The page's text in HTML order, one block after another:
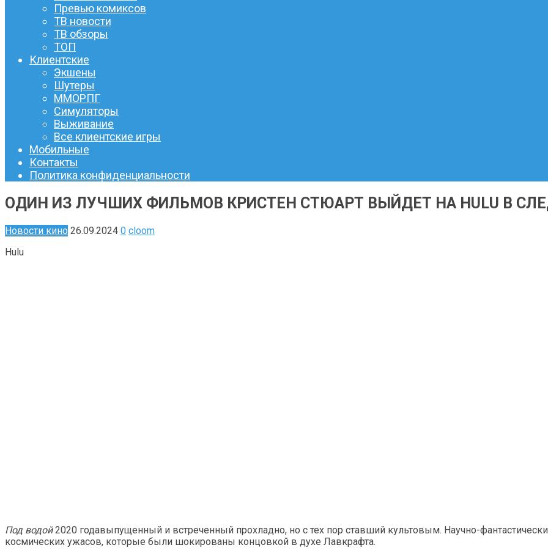
Превью комиксов
ТВ новости
ТВ обзоры
ТОП
Клиентские
Экшены
Шутеры
ММОРПГ
Симуляторы
Выживание
Все клиентские игры
Мобильные
Контакты
Политика конфиденциальности
ОДИН ИЗ ЛУЧШИХ ФИЛЬМОВ КРИСТЕН СТЮАРТ ВЫЙДЕТ НА HULU В
Новости кино 26.09.2024 0 cloom
Hulu
Под водой2020 годавыпущенный и встреченный прохладно, но с тех пор ставший культовым. Научно-
космических ужасов, которые были шокированы концовкой в ​​духе Лавкрафта.